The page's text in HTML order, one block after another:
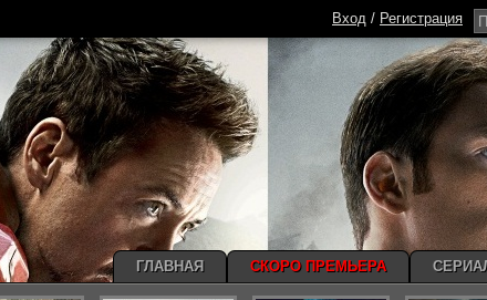
Вход / Регистрация
ГЛАВНАЯ СКОРО ПРЕМЬЕРА